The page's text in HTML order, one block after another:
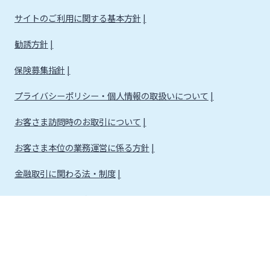
サイトのご利用に関する基本方針
勧誘方針
保険募集指針
プライバシーポリシー・個人情報の取扱いについて
お客さま訪問時のお取引について
お客さま本位の業務運営に係る方針
金融取引に関わる法・制度
金融取引に関わる方針